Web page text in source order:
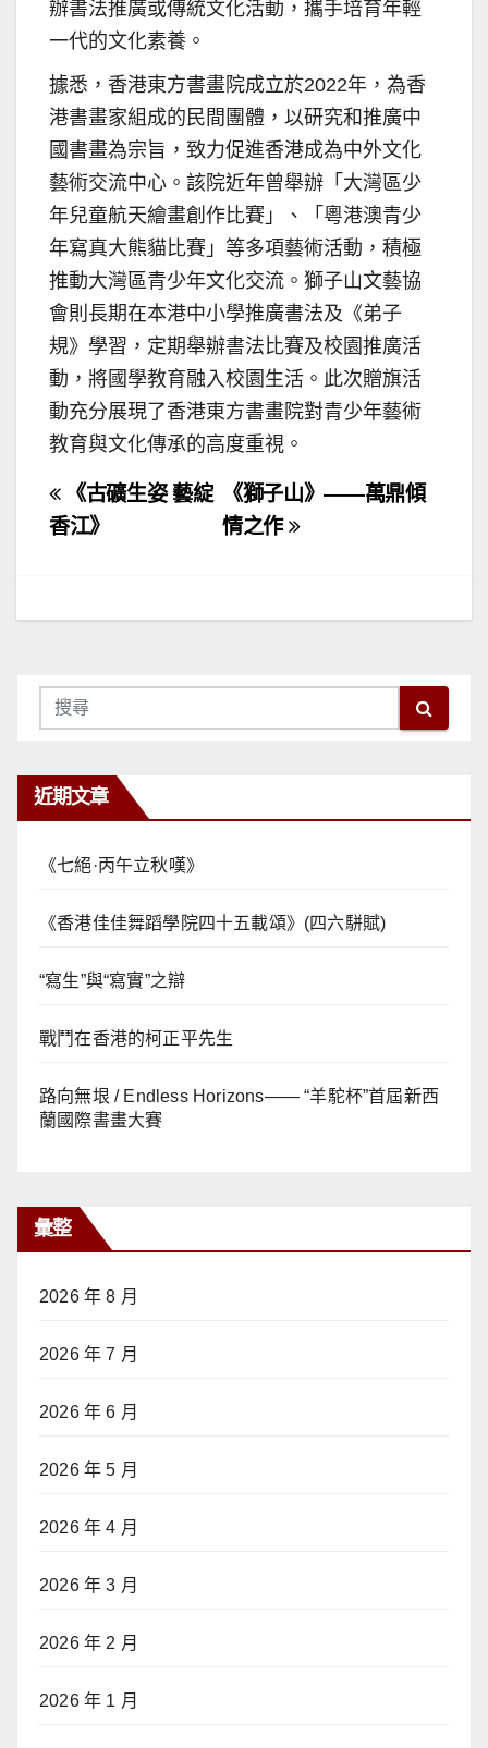
辦書法推廣或傳統文化活動，攜手培育年輕
一代的文化素養。
據悉，香港東方書畫院成立於2022年，為香
港書畫家組成的民間團體，以研究和推廣中
國書畫為宗旨，致力促進香港成為中外文化
藝術交流中心。該院近年曾舉辦「大灣區少
年兒童航天繪畫創作比賽」、「粵港澳青少
年寫真大熊貓比賽」等多項藝術活動，積極
推動大灣區青少年文化交流。獅子山文藝協
會則長期在本港中小學推廣書法及《弟子
規》學習，定期舉辦書法比賽及校園推廣活
動，將國學教育融入校園生活。此次贈旗活
動充分展現了香港東方書畫院對青少年藝術
教育與文化傳承的高度重視。
文
章
覽
《獅子山》——萬鼎傾
情之作
《古礦生姿 藝綻
香江》
近期文章
《七絕·丙午立秋嘆》
《香港佳佳舞蹈學院四十五載頌》(四六駢賦)
“寫生”與“寫實”之辯
戰鬥在香港的柯正平先生
路向無垠 / Endless Horizons—— “羊駝杯”首屆新西
蘭國際書畫大賽
彙整
2026 年 8 月
2026 年 7 月
2026 年 6 月
2026 年 5 月
2026 年 4 月
2026 年 3 月
2026 年 2 月
2026 年 1 月